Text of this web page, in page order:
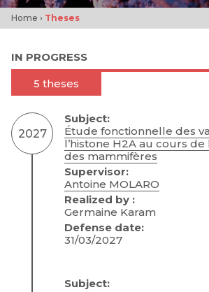
Home › Theses
IN PROGRESS
5 theses
2027
Subject:
Étude fonctionnelle des
l’histone H2A au cours
des mammifères
Supervisor:
Antoine MOLARO
Realized by :
Germaine Karam
Defense date:
31/03/2027
Subject: